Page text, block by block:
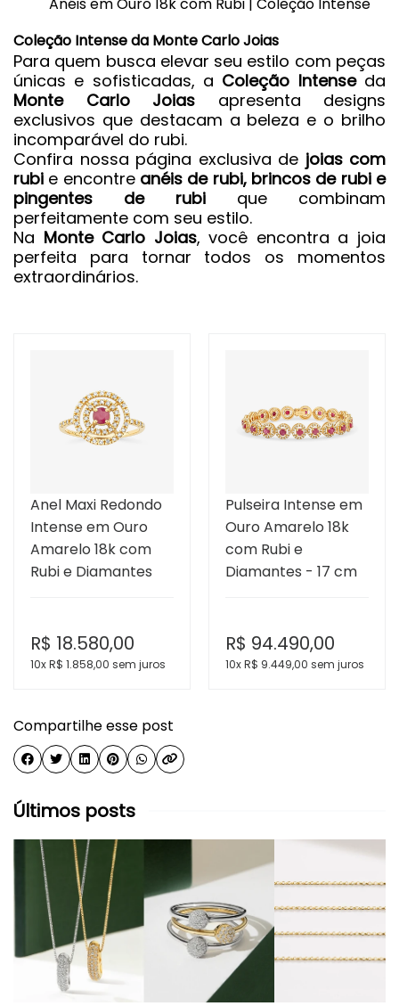
Coleção Intense da Monte Carlo Joias
Para quem busca elevar seu estilo com peças
únicas e sofisticadas, a Coleção Intenseda
Monte Carlo Joias apresenta designs
exclusivos que destacam a beleza e o brilho
incomparável do rubi.
Confira nossa página exclusiva de joias com
rubi e encontre anéis de rubi, brincos de rubie
pingentes de rubi que combinam
perfeitamente com seu estilo.
Na Monte Carlo Joias, você encontra a joia
perfeita para tornar todos os momentos
extraordinários.
Anel Maxi Redondo
Intense em Ouro
Amarelo 18k com
Rubi e Diamantes
R$ 18.580,00
10x R$ 1.858,00 sem juros
Pulseira Intense em
Ouro Amarelo 18k
com Rubi e
Diamantes - 17 cm
R$ 94.490,00
10x R$ 9.449,00 sem juros
Compartilhe esse post
Últimos posts